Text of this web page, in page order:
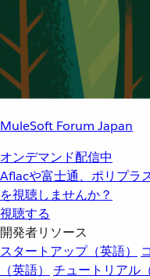
MuleSoft Forum Japan
オンデマンド配信中
Aflacや富士通、ポリプラ
を視聴しませんか？
視聴する
開発者リソース
スタートアップ（英語）
（英語）
チュートリアル